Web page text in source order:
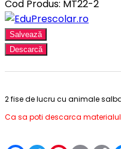
Cod Produs: MT22-2
Salvează
Descarcă
2 fise de lucru cu animale
Ca sa poti descarca